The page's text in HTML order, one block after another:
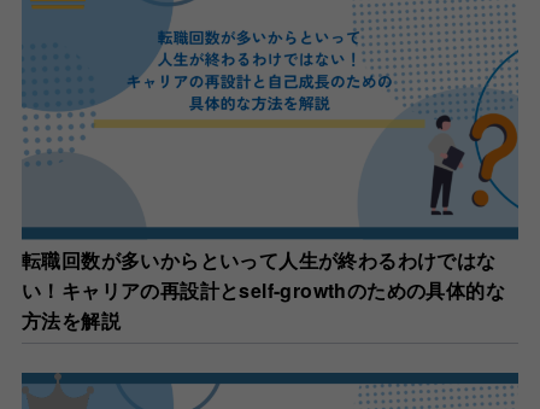
転職回数が多いからといって人生が終わるわけではな
い！キャリアの再設計とself-growthのための具体的な
方法を解説